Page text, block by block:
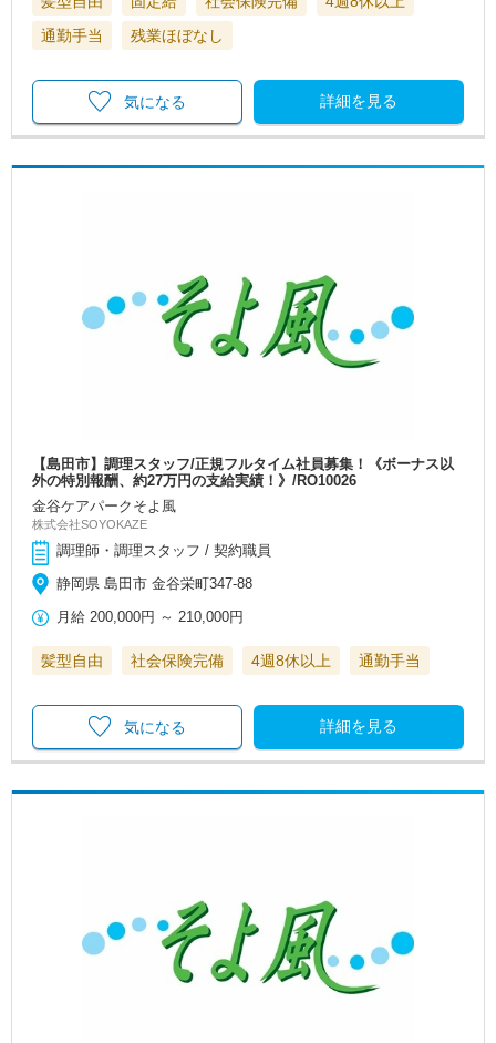
通勤手当
残業ほぼなし
詳細を見る
気になる
【島田市】調理スタッフ/正規フルタイム社員募集！《ボーナス以
外の特別報酬、約27万円の支給実績！》/RO10026
金谷ケアパークそよ風
株式会社SOYOKAZE
調理師・調理スタッフ / 契約職員
静岡県 島田市 金谷栄町347-88
月給 200,000円 ～210,000円
髪型自由 社会保険完備 4週8休以上 通勤手当
詳細を見る
気になる